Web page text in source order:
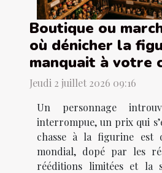
Boutique ou
où dénicher la
manquait à votre
Jeudi 2 juillet 2026 09:16
Un personnage
interrompue, un prix qui
chasse à la figurine est
mondial, dopé par les
rééditions limitées et la